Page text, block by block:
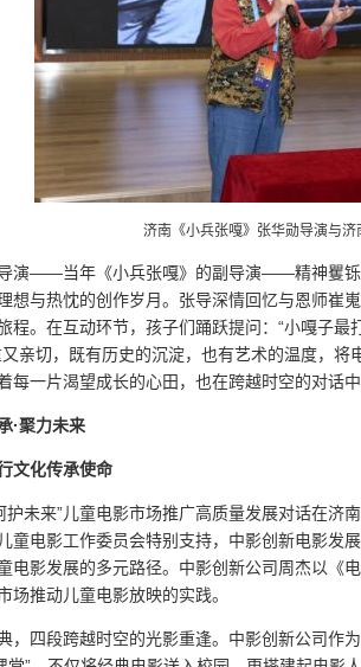
济南《小兵张嘎》张华勋导演与
演——当年《小兵张嘎》的副导演——精神矍铄
想与热忱的创作岁月。张导深情回忆与恩师崔
程。在互动环节，孩子们踊跃提问：“小嘎子
亲切，既有历史的沉淀，也有艺术的温度，
每一片渴望成长的心田，也在跨越时空的对话
·聚力未来
文化传承使命
护未来”儿童电影市场推广高质量发展对话在
童电影工作委员会特别支持，中影创新电影发
电影发展的多元路径。中影创新公司周杰以
场推动儿童电影放映的实践。
，四段跨越时空的光影重逢。中影创新公司作